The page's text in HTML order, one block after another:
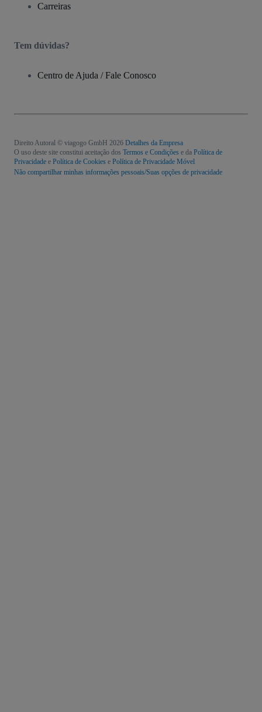
Carreiras
Tem dúvidas?
Centro de Ajuda / Fale Conosco
Direito Autoral © viagogo GmbH 2026 Detalhes da Empresa
O uso deste site constitui aceitação dos Termos e Condições e da Política de
Privacidade e Política de Cookies e Política de Privacidade Móvel
Não compartilhar minhas informações pessoais/Suas opções de privacidade